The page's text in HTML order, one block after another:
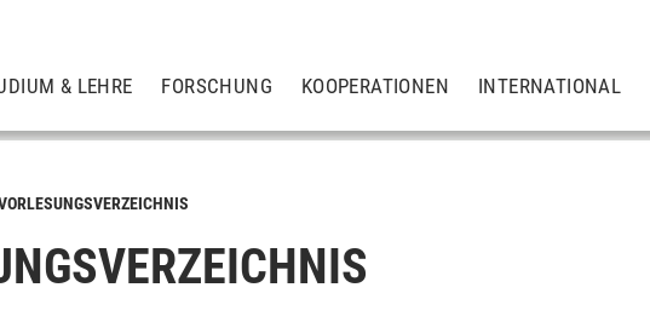
& LEHRE FORSCHUNG KOOPERATIONEN INTERNATIONAL